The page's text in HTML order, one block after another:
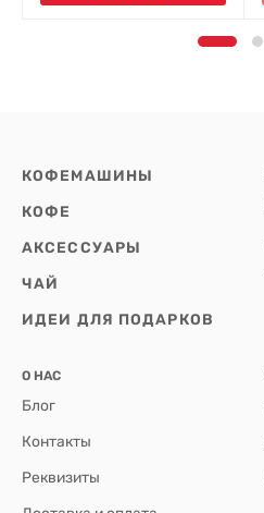
КОФЕМАШИНЫ
КОФЕ
АКСЕССУАРЫ
ЧАЙ
ИДЕИ ДЛЯ ПОДАРКОВ
О НАС
Блог
Контакты
Реквизиты